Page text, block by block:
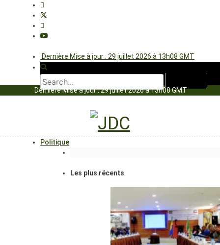
Dernière Mise à jour : 29 juillet 2026 à 13h08 GMT
Dernière Mise à jour : 29 juillet 2026 à 13h08 GMT
Politique
Les plus récents